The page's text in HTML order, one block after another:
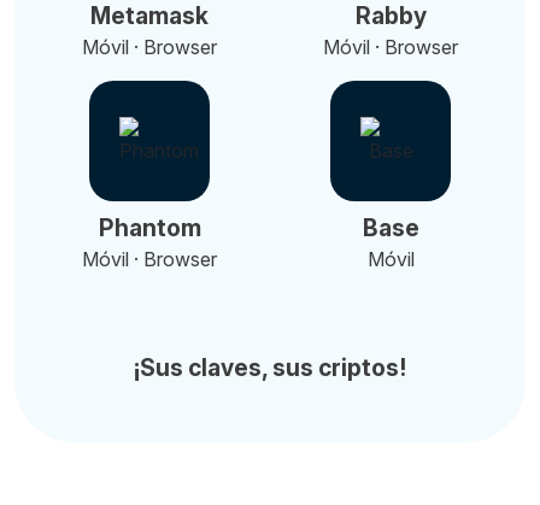
Metamask
Móvil · Browser
Rabby
Móvil · Browser
Phantom
Móvil · Browser
Base
Móvil
¡Sus claves, sus criptos!